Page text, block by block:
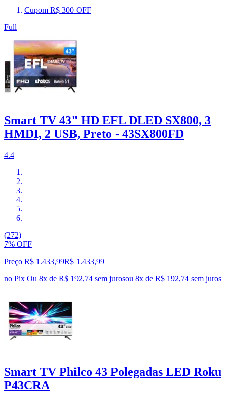
Cupom R$ 300 OFF
Full
Smart TV 43" HD EFL DLED SX800, 3
HMDI, 2 USB, Preto - 43SX800FD
4.4
(272)
7% OFF
Preço R$ 1.433,99R$ 1.433,99
no Pix Ou 8x de R$ 192,74 sem jurosou 8x de R$ 192,74 sem juros
Smart TV Philco 43 Polegadas LED Roku
P43CRA